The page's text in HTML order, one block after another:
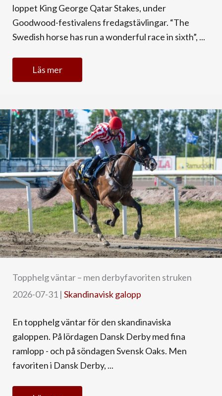
loppet King George Qatar Stakes, under
Goodwood-festivalens fredagstävlingar. “The
Swedish horse has run a wonderful race in sixth”, ...
Läs mer
Topphelg väntar – men derbyfavoriten struken
2026-07-31 | Skandinavisk galopp
En topphelg väntar för den skandinaviska
galoppen. På lördagen Dansk Derby med fina
ramlopp - och på söndagen Svensk Oaks. Men
favoriten i Dansk Derby, ...